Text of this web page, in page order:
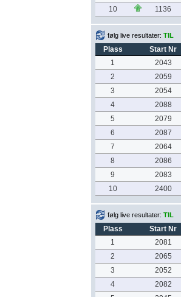
10
1136
følg live resultater: TIL
Plass Start Nr
1
2043
2
2059
3
2054
4
2088
5
2079
6
2087
7
2064
8
2086
9
2083
10
2400
følg live resultater: TIL
Plass Start Nr
1
2081
2
2065
3
2052
4
2082